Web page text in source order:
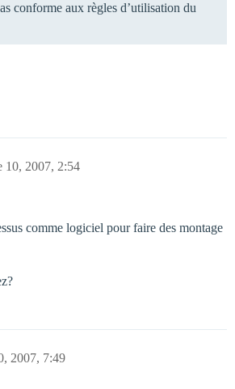
conforme aux règles d’utilisation du
10, 2007, 2:54
comme logiciel pour faire des montage
2007, 7:49